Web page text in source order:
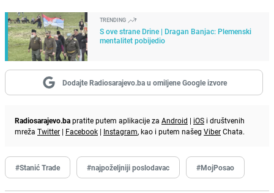
TRENDING
S ove strane Drine | Dragan Banjac: Plemenski
mentalitet pobijedio
Dodajte Radiosarajevo.ba u omiljene Google izvore
Radiosarajevo.bapratite putem aplikacije za Android | iOS i društvenih
mreža Twitter | Facebook | Instagram, kao i putem našeg ViberChata.
#Stanić Trade #najpoželjniji poslodavac #MojPosao